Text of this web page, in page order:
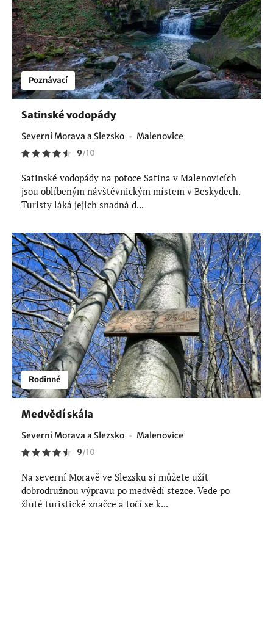
Poznávací
Satinské vodopády
Severní Morava a Slezsko Malenovice
9/10
Satinské vodopády na potoce Satina v Malenovicích
jsou oblíbeným návštěvnickým místem v Beskydech.
Turisty láká jejich snadná d...
Rodinné
Medvědí skála
Severní Morava a Slezsko Malenovice
9/10
Na severní Moravě ve Slezsku si můžete užít
dobrodružnou výpravu po medvědí stezce. Vede po
žluté turistické značce a točí se k...